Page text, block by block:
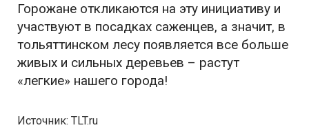
Горожане откликаются на эту инициативу и
участвуют в посадках саженцев, а значит, в
тольяттинском лесу появляется все больше
живых и сильных деревьев – растут
«легкие» нашего города!
Источник: TLT.ru